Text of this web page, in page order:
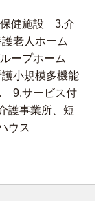
健施設 3.介
護老人ホーム
ープホーム
小規模多機能
9.サービス付
護事業所、短
援ハウス